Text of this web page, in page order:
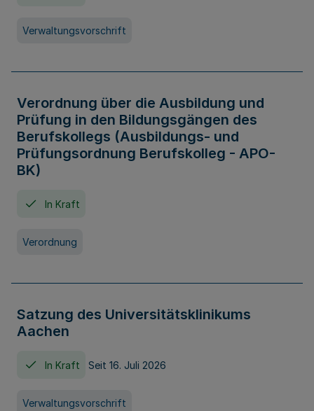
Verwaltungsvorschrift
Verordnung über die Ausbildung und
Prüfung in den Bildungsgängen des
Berufskollegs (Ausbildungs- und
Prüfungsordnung Berufskolleg - APO-
BK)
In Kraft
Verordnung
Satzung des Universitätsklinikums
Aachen
In Kraft Seit 16. Juli 2026
Verwaltungsvorschrift